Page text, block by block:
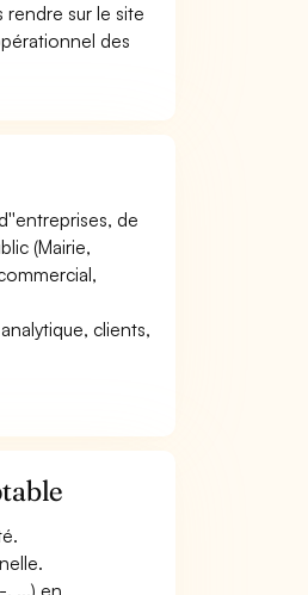
sur le site
des
de
(Mairie,
clients,
...) en